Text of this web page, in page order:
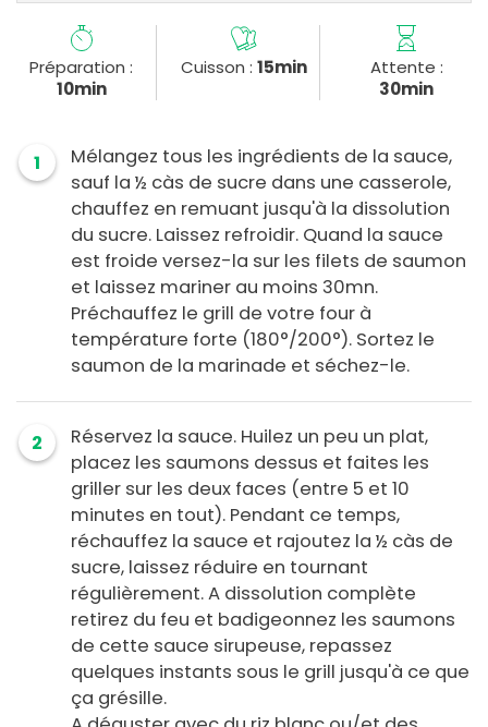
Préparation :
10min
Cuisson : 15min
Attente :
30min
1
Mélangez tous les ingrédients de la sauce,
sauf la ½ càs de sucre dans une casserole,
chauffez en remuant jusqu'à la dissolution
du sucre. Laissez refroidir. Quand la sauce
est froide versez-la sur les filets de saumon
et laissez mariner au moins 30mn.
Préchauffez le grill de votre four à
température forte (180°/200°). Sortez le
saumon de la marinade et séchez-le.
2
Réservez la sauce. Huilez un peu un plat,
placez les saumons dessus et faites les
griller sur les deux faces (entre 5 et 10
minutes en tout). Pendant ce temps,
réchauffez la sauce et rajoutez la ½ càs de
sucre, laissez réduire en tournant
régulièrement. A dissolution complète
retirez du feu et badigeonnez les saumons
de cette sauce sirupeuse, repassez
quelques instants sous le grill jusqu'à ce que
ça grésille.